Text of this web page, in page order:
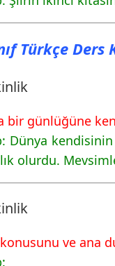
Türkçe Ders
bir günlüğüne
Dünya
olurdu.
ve ana